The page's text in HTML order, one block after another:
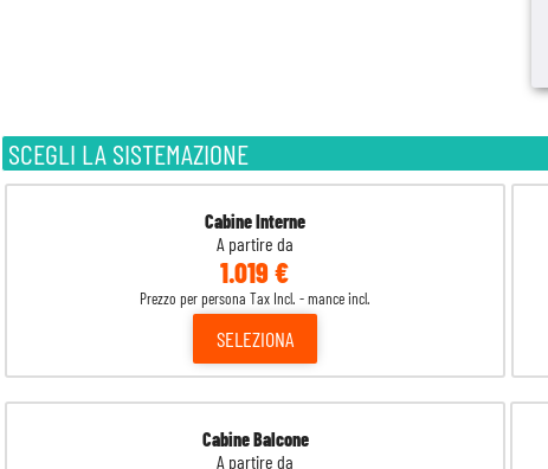
SCEGLI LA SISTEMAZIONE
Cabine Interne
A partire da
1.019 €
Prezzo per persona Tax Incl. - mance incl.
SELEZIONA
Cabine Balcone
A partire da